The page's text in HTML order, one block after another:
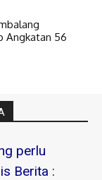
Angkatan 56
perlu
Berita :